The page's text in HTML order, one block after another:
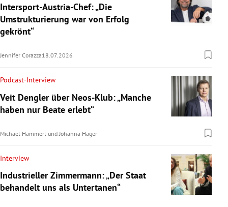
Intersport-Austria-Chef: „Die
Umstrukturierung war von Erfolg
gekrönt“
Jennifer Corazza18.07.2026
Podcast-Interview
Veit Dengler über Neos-Klub: „Manche
haben nur Beate erlebt“
Michael Hammerl und Johanna Hager
Interview
Industrieller Zimmermann: „Der Staat
behandelt uns als Untertanen“